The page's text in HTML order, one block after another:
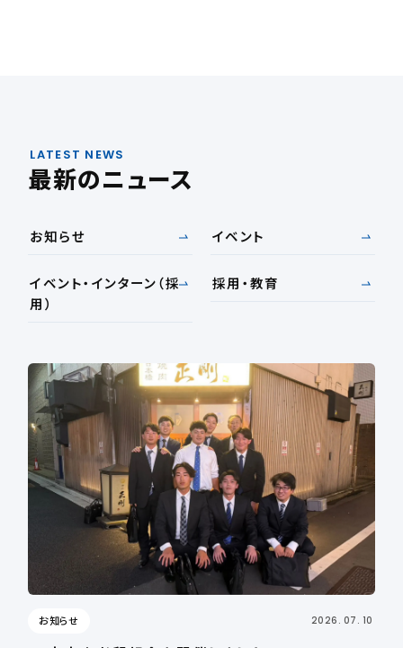
LATEST NEWS
最新のニュース
お知らせ イベント
イベント・インターン（採
用）
採用・教育
お知らせ 2026. 07. 10